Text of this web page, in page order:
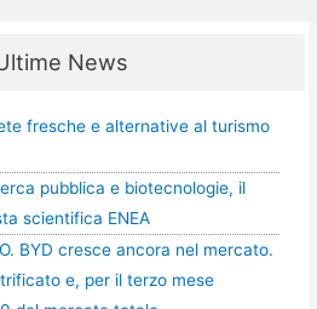
News
fresche e alternative al turismo
pubblica e biotecnologie, il
scientifica ENEA
BYD cresce ancora nel mercato.
e, per il terzo mese